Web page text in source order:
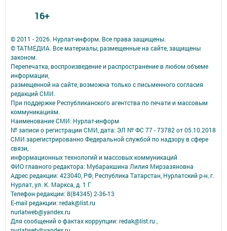
© 2011 - 2026. Нурлат-⁠информ. Все права защищены.
© ТАТМЕДИА. Все материалы, размещенные на сайте, защищены
законом.
Перепечатка, воспроизведение и распространение в любом объеме
информации,
размещенной на сайте, возможна только с письменного согласия
редакций СМИ.
При поддержке Республиканского агентства по печати и массовым
коммуникациям.
Наименование СМИ: Нурлат-⁠информ
№ записи о регистрации СМИ, дата: ЭЛ № ФС 77 -⁠ 73782 от 05.10.2018
СМИ зарегистрированно Федеральной службой по надзору в сфере
связи,
информационных технологий и массовых коммуникаций
ФИО главного редактора: Мубаракшина Лилия Мирзазяновна
Адрес редакции: 423040, РФ, Республика Татарстан, Нурлатский р-н, г.
Нурлат, ул. К. Маркса, д. 1 Г
Телефон редакции: 8(84345) 2-36-13
E-mail редакции: redak@list.ru
nurlatweb@yandex.ru
Для сообщений о фактах коррупции: redak@list.ru ,
16+